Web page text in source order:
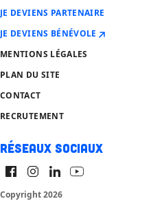
JE DEVIENS PARTENAIRE
JE DEVIENS BÉNÉVOLE
MENTIONS LÉGALES
PLAN DU SITE
CONTACT
RECRUTEMENT
Réseaux sociaux
Copyright 2026